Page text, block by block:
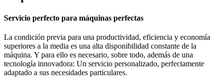
Servicio perfecto para máquinas perfectas
La condición previa para una productividad, eficiencia y economía
superiores a la media es una alta disponibilidad constante de la
máquina. Y para ello es necesario, sobre todo, además de una
tecnología innovadora: Un servicio personalizado, perfectamente
adaptado a sus necesidades particulares.